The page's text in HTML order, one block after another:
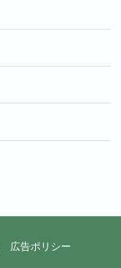
広告ポリシー